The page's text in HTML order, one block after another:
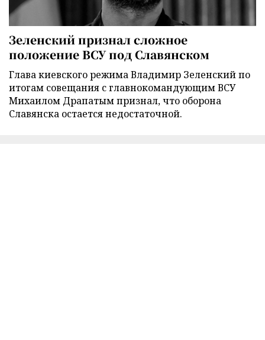
Зеленский признал сложное
положение ВСУ под Славянском
Глава киевского режима Владимир Зеленский по
итогам совещания с главнокомандующим ВСУ
Михаилом Драпатым признал, что оборона
Славянска остается недостаточной.